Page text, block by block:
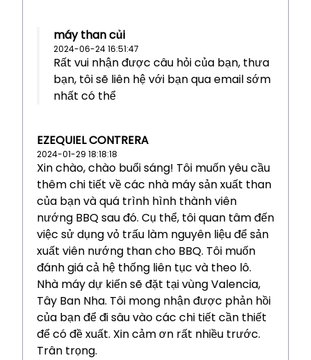
máy than củi
2024-06-24 16:51:47
Rất vui nhận được câu hỏi của bạn, thưa
bạn, tôi sẽ liên hệ với bạn qua email sớm
nhất có thể
EZEQUIEL CONTRERA
2024-01-29 18:18:18
Xin chào, chào buổi sáng! Tôi muốn yêu cầu
thêm chi tiết về các nhà máy sản xuất than
của bạn và quá trình hình thành viên
nướng BBQ sau đó. Cụ thể, tôi quan tâm đến
việc sử dụng vỏ trấu làm nguyên liệu để sản
xuất viên nướng than cho BBQ. Tôi muốn
đánh giá cả hệ thống liên tục và theo lô.
Nhà máy dự kiến sẽ đặt tại vùng Valencia,
Tây Ban Nha. Tôi mong nhận được phản hồi
của bạn để đi sâu vào các chi tiết cần thiết
để có đề xuất. Xin cảm ơn rất nhiều trước.
Trân trọng.